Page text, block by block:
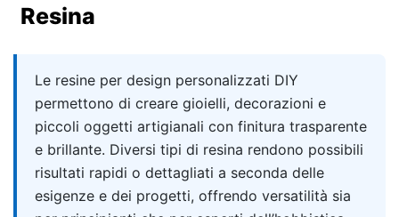
Resina
Quick answer
Le resine per design personalizzati DIY
permettono di creare gioielli, decorazioni e
piccoli oggetti artigianali con finitura trasparente
e brillante. Diversi tipi di resina rendono possibili
risultati rapidi o dettagliati a seconda delle
esigenze e dei progetti, offrendo versatilità sia